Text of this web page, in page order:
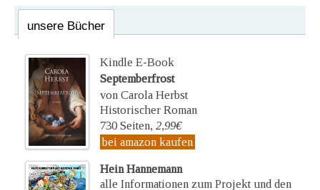
unsere Bücher
Kindle E-Book
Septemberfrost
von Carola Herbst
Historischer Roman
730 Seiten, 2,99€
bei amazon kaufen
Hein Hannemann
alle Informationen zum Projekt und den